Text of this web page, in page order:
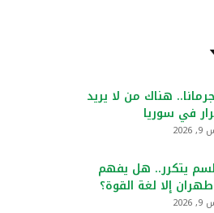
هناك من لا يريد
في سوريا
يتكرر.. هل يفهم
إلا لغة القوة؟